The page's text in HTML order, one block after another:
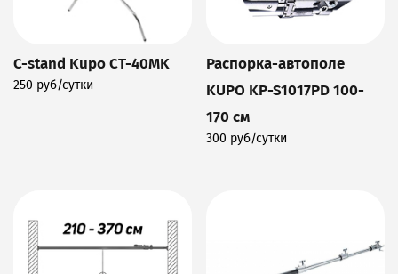
C-stand Kupo CT-40MK
250 руб/сутки
Распорка-автополе
KUPO KP-S1017PD 100-
170 см
300 руб/сутки